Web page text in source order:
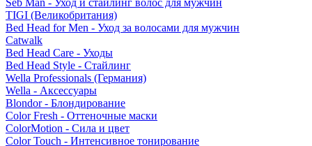
Seb Man - Уход и стайлинг волос для мужчин
TIGI (Великобритания)
Bed Head for Men - Уход за волосами для мужчин
Catwalk
Bed Head Care - Уходы
Bed Head Style - Стайлинг
Wella Professionals (Германия)
Wella - Аксессуары
Blondor - Блондирование
Color Fresh - Оттеночные маски
ColorMotion - Сила и цвет
Color Touch - Интенсивное тонирование